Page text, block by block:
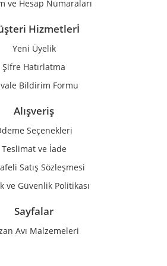
ve Hesap Numaraları
Hizmetlerİ
Yeni Üyelik
Şifre Hatırlatma
Bildirim Formu
Alışveriş
Seçenekleri
Teslimat ve İade
Satış Sözleşmesi
ve Güvenlik Politikası
Sayfalar
Avı Malzemeleri